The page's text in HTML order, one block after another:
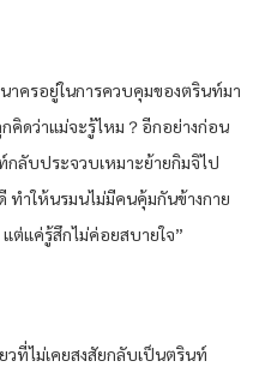
าครอยู่ในการควบคุมของตรินท์มา
คิดว่าแม่จะรู้ไหม？อีกอย่างก่อน
ลับประจวบเหมาะย้ายกิมจิไป
ทำให้นรมนไม่มีคนคุ้มกันข้างกาย
ต่แค่รู้สึกไม่ค่อยสบายใจ”
วที่ไม่เคยสงสัยกลับเป็นตรินท์